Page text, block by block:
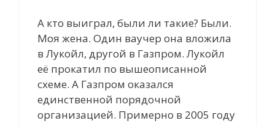
А кто выиграл, были ли такие? Были.
Моя жена. Один ваучер она вложила
в Лукойл, другой в Газпром. Лукойл
её прокатил по вышеописанной
схеме. А Газпром оказался
единственной порядочной
организацией. Примерно в 2005 году